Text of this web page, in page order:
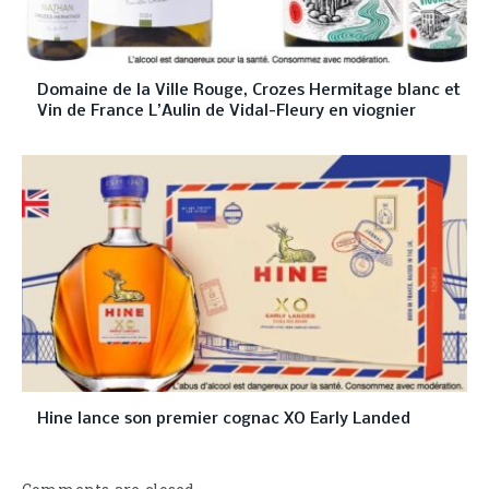
Domaine de la Ville Rouge, Crozes Hermitage blanc et
Vin de France L’Aulin de Vidal-Fleury en viognier
Hine lance son premier cognac XO Early Landed